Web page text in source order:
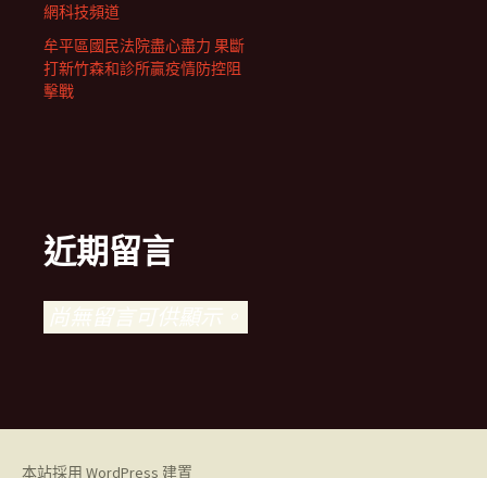
網科技頻道
牟平區國民法院盡心盡力 果斷
打新竹森和診所贏疫情防控阻
擊戰
近期留言
尚無留言可供顯示。
本站採用 WordPress 建置